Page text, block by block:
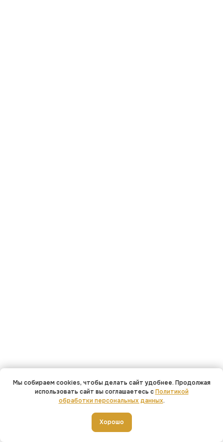
Мы собираем cookies, чтобы делать сайт удобнее. Продолжая
использовать сайт вы соглашаетесь сПолитикой
обработки персональных данных.
Хорошо